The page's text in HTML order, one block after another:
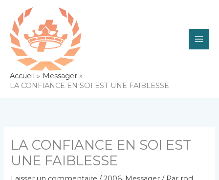
contenu
Accueil
Messager
LA CONFIANCE EN SOI EST UNE FAIBLESSE
LA CONFIANCE EN SOI EST
UNE FAIBLESSE